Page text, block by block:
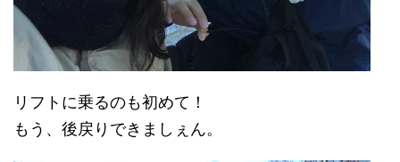
リフトに乗るのも初めて！
もう、後戻りできましぇん。